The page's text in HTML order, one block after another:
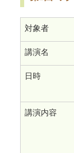
対象者
講演名
日時
講演内容